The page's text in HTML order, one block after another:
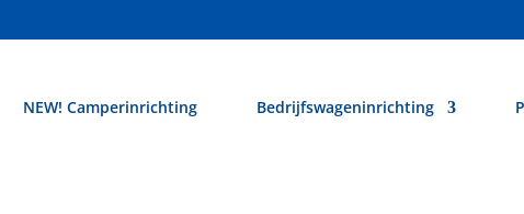
NEW! Camperinrichting Bedrijfswageninrichting